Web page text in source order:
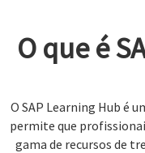
O que é
O SAP Learning Hub é
permite que
gama de recursos de